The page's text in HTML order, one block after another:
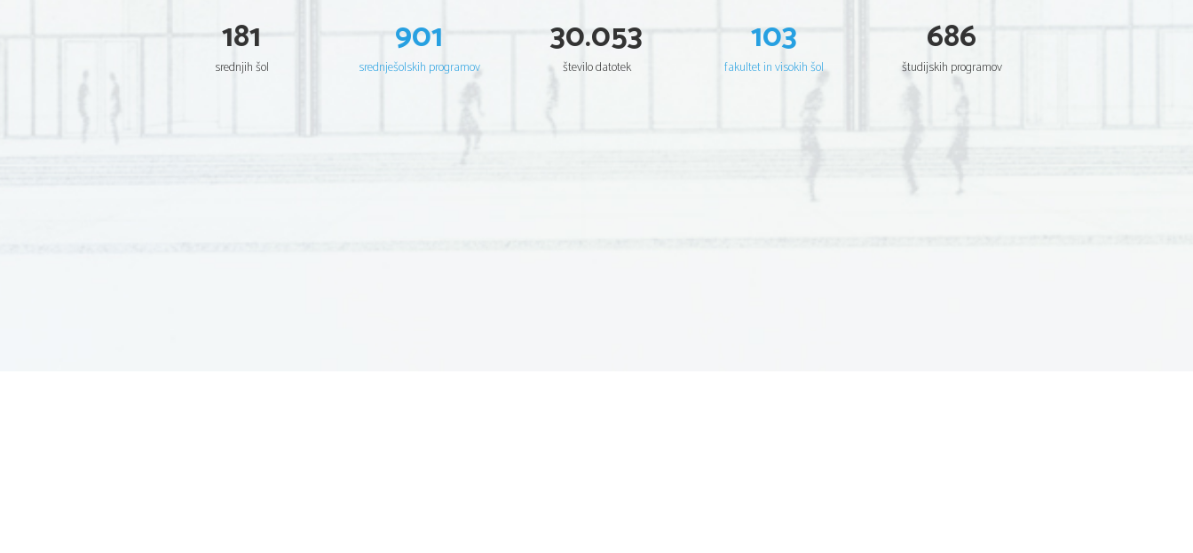
181
srednjih šol
901
srednješolskih programov
30.053
število datotek
103
fakultet in visokih šol
686
študijskih programov